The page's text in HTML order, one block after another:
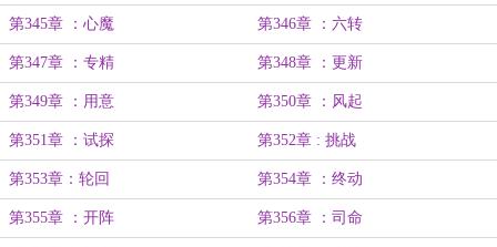
第345章 ：心魔 第346章 ：六转
第347章 ：专精 第348章 ：更新
第349章 ：用意 第350章 ：风起
第351章 ：试探 第352章 : 挑战
第353章：轮回 第354章 ：终动
第355章 ：开阵 第356章 ：司命